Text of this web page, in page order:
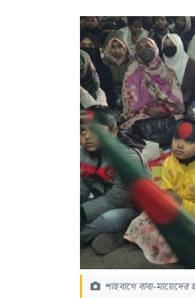
শাহবাগে বাবা-